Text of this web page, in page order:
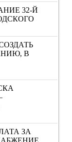
32-Й
В
ЗА